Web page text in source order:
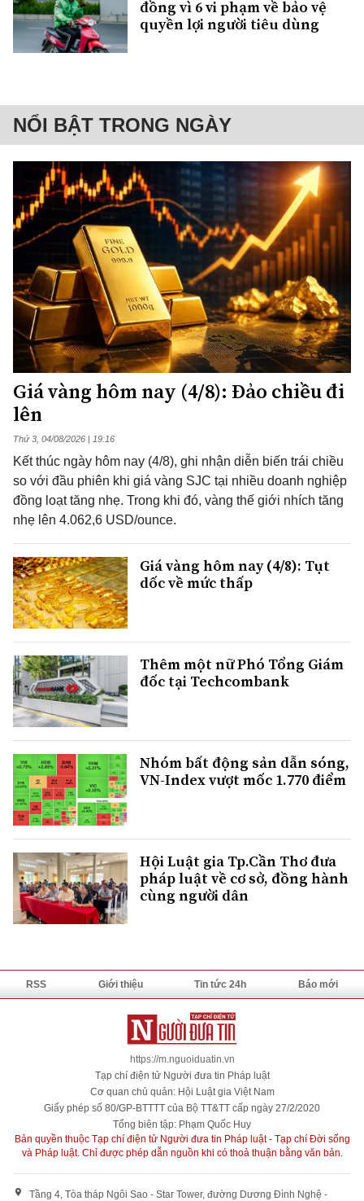
đồng vì 6 vi phạm về bảo vệ
quyền lợi người tiêu dùng
NỔI BẬT TRONG NGÀY
Giá vàng hôm nay (4/8): Đảo chiều đi
lên
Thứ 3, 04/08/2026 | 19:16
Kết thúc ngày hôm nay (4/8), ghi nhận diễn biến trái chiều
so với đầu phiên khi giá vàng SJC tại nhiều doanh nghiệp
đồng loạt tăng nhẹ. Trong khi đó, vàng thế giới nhích tăng
nhẹ lên 4.062,6 USD/ounce.
Giá vàng hôm nay (4/8): Tụt
dốc về mức thấp
Thêm một nữ Phó Tổng Giám
đốc tại Techcombank
Nhóm bất động sản dẫn sóng,
VN-Index vượt mốc 1.770 điểm
Hội Luật gia Tp.Cần Thơ đưa
pháp luật về cơ sở, đồng hành
cùng người dân
RSS Giới thiệu Tin tức 24h Báo mới
https://m.nguoiduatin.vn
Tạp chí điện tử Người đưa tin Pháp luật
Cơ quan chủ quản: Hội Luật gia Việt Nam
Giấy phép số 80/GP-BTTTT của Bộ TT&TT cấp ngày 27/2/2020
Tổng biên tập: Phạm Quốc Huy
Bản quyền thuộc Tạp chí điện tử Người đưa tin Pháp luật - Tạp chí Đời sống
và Pháp luật. Chỉ được phép dẫn nguồn khi có thoả thuận bằng văn bản.
Tầng 4, Tòa tháp Ngôi Sao - Star Tower, đường Dương Đình Nghệ -